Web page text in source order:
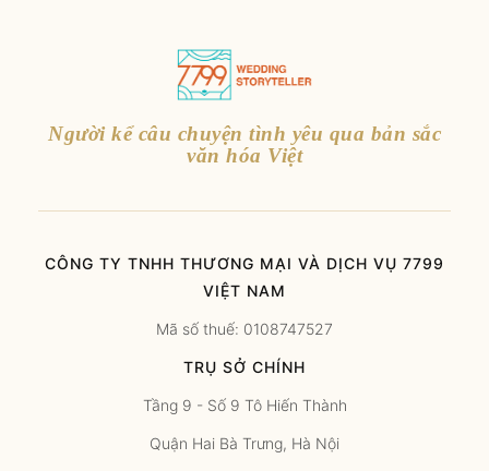
Người kể câu chuyện tình yêu qua bản sắc
văn hóa Việt
CÔNG TY TNHH THƯƠNG MẠI VÀ DỊCH VỤ 7799
VIỆT NAM
Mã số thuế: 0108747527
TRỤ SỞ CHÍNH
Tầng 9 - Số 9 Tô Hiến Thành
Quận Hai Bà Trưng, Hà Nội